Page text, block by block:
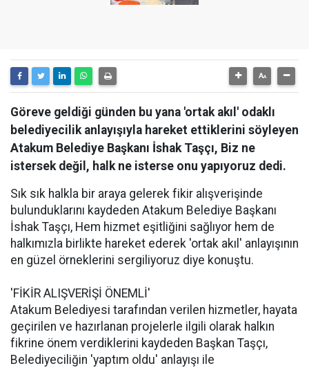
Göreve geldiği günden bu yana 'ortak akıl' odaklı
belediyecilik anlayışıyla hareket ettiklerini söyleyen
Atakum Belediye Başkanı İshak Taşçı, Biz ne
istersek değil, halk ne isterse onu yapıyoruz dedi.
Sık sık halkla bir araya gelerek fikir alışverişinde
bulunduklarını kaydeden Atakum Belediye Başkanı
İshak Taşçı, Hem hizmet eşitliğini sağlıyor hem de
halkımızla birlikte hareket ederek 'ortak akıl' anlayışının
en güzel örneklerini sergiliyoruz diye konuştu.
'FİKİR ALIŞVERİŞİ ÖNEMLİ'
Atakum Belediyesi tarafından verilen hizmetler, hayata
geçirilen ve hazırlanan projelerle ilgili olarak halkın
fikrine önem verdiklerini kaydeden Başkan Taşçı,
Belediyeciliğin 'yaptım oldu' anlayışı ile